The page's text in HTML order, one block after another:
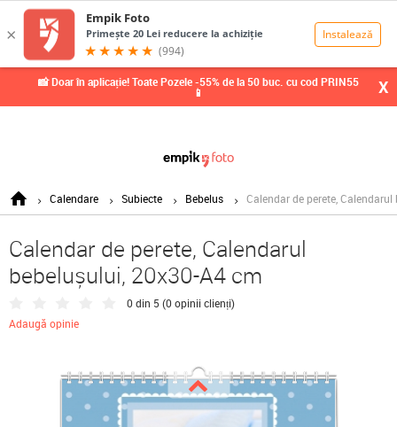
📸 Doar în aplicație! Toate Pozele -55% de la 50 buc. cu cod PRIN55
📱 X
Calendare Subiecte Bebelus Calendar de perete,
Calendar de perete, Calendarul
bebelușului, 20x30-A4 cm
0 din 5 (0 opinii clienți)
Adaugă opinie